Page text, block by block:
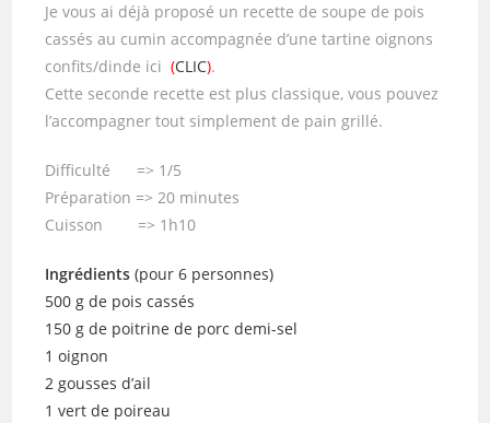
Je vous ai déjà proposé un recette de soupe de pois
cassés au cumin accompagnée d’une tartine oignons
confits/dinde ici(CLIC).
Cette seconde recette est plus classique, vous pouvez
l’accompagner tout simplement de pain grillé.
Difficulté => 1/5
Préparation => 20 minutes
Cuisson => 1h10
Ingrédients (pour 6 personnes)
500 g de pois cassés
150 g de poitrine de porc demi-sel
1 oignon
2 gousses d’ail
1 vert de poireau